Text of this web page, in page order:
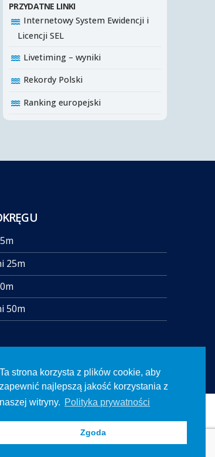
PRZYDATNE LINKI
Internetowy System Ewidencji i
Licencji SEL
Livetiming – wyniki
Rekordy Polski
Ranking europejski
25m
50m
Ta strona korzysta z plików cookie, aby
zapewnić najlepszą jakość korzystania z
naszej witryny. Polityka prywatności
Zgoda